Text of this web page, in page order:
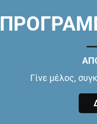
Γίνε μέλος,